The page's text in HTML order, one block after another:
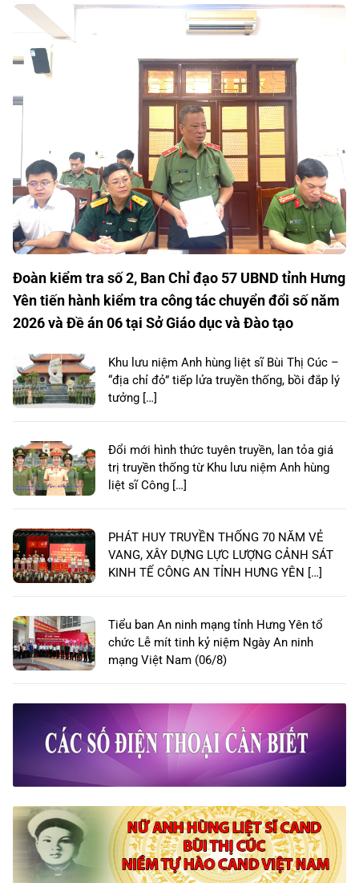
Đoàn kiểm tra số 2, Ban Chỉ đạo 57 UBND tỉnh Hưng
Yên tiến hành kiểm tra công tác chuyển đổi số năm
2026 và Đề án 06 tại Sở Giáo dục và Đào tạo
Khu lưu niệm Anh hùng liệt sĩ Bùi Thị Cúc –
“địa chỉ đỏ” tiếp lửa truyền thống, bồi đắp lý
tưởng […]
Đổi mới hình thức tuyên truyền, lan tỏa giá
trị truyền thống từ Khu lưu niệm Anh hùng
liệt sĩ Công […]
PHÁT HUY TRUYỀN THỐNG 70 NĂM VẺ
VANG, XÂY DỰNG LỰC LƯỢNG CẢNH SÁT
KINH TẾ CÔNG AN TỈNH HƯNG YÊN […]
Tiểu ban An ninh mạng tỉnh Hưng Yên tổ
chức Lễ mít tinh kỷ niệm Ngày An ninh
mạng Việt Nam (06/8)